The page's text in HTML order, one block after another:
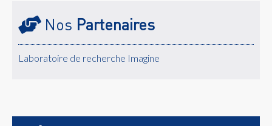
Nos Partenaires
Laboratoire de recherche Imagine